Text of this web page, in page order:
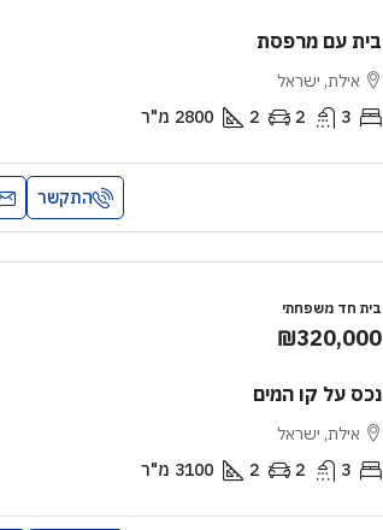
בית עם מרפסת
אילת, ישראל
3
2
2
2800 מ"ר
התקשר
בית חד משפחתי
₪320,000
נכס על קו המים
אילת, ישראל
3
2
2
3100 מ"ר